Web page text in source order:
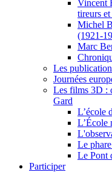
Vincent
tireurs
Michel
(1921-
Marc
Les
Journées
Les films 3D :
Gard
L’école
L’École
Le
Le Pont
Participer